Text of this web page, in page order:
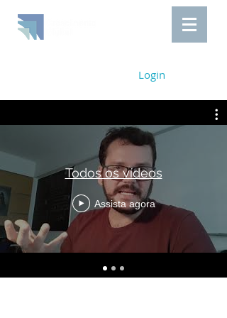
Login
Todos os vídeos
Assista agora